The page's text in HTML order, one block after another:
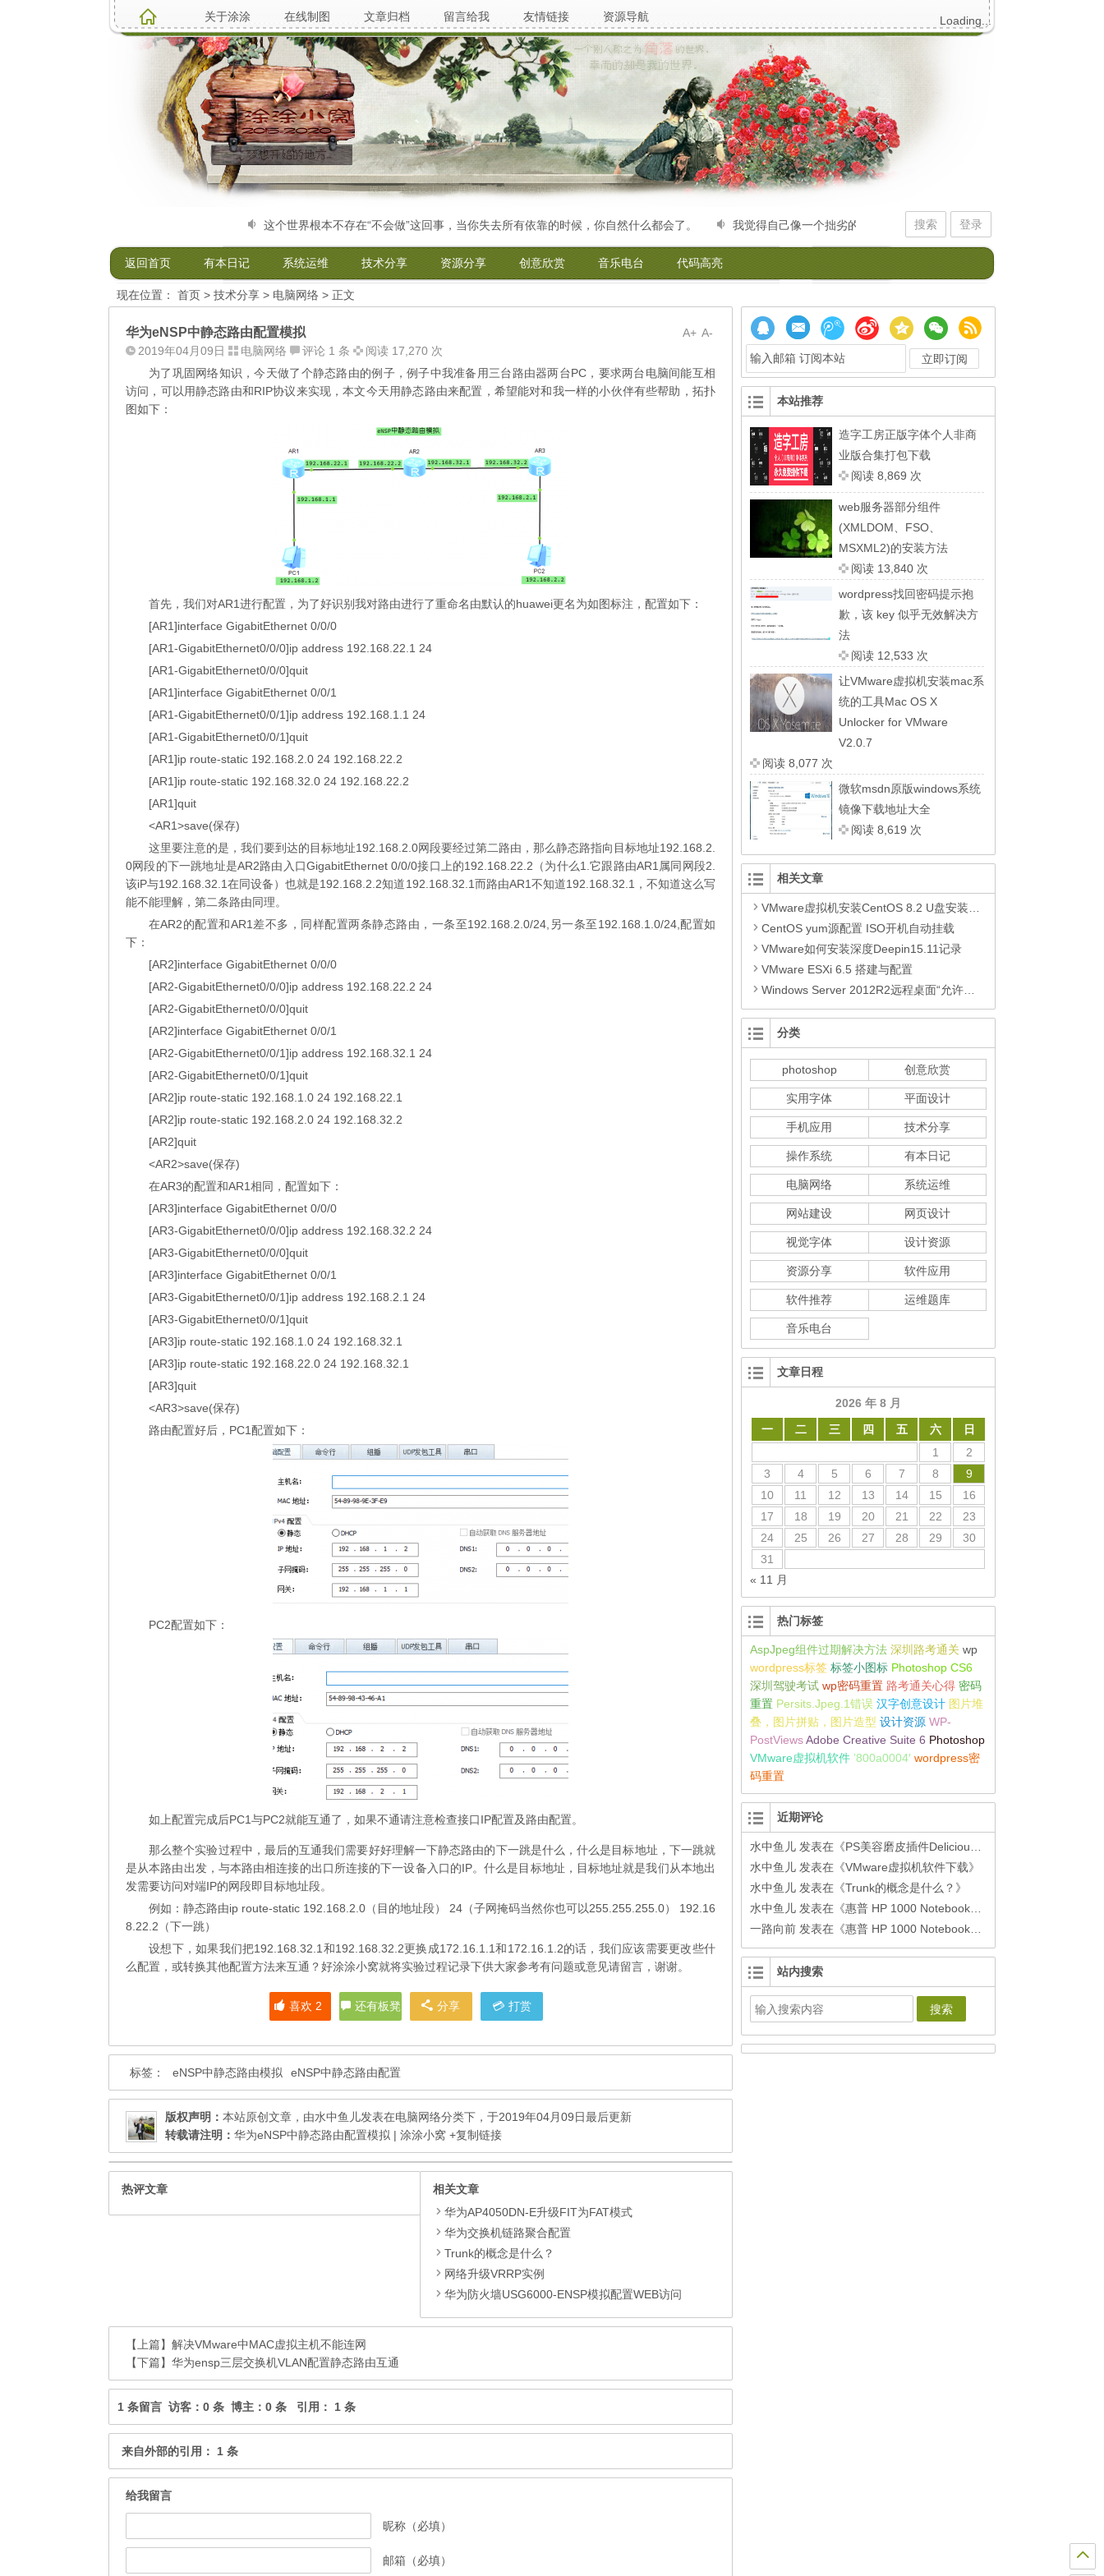
关于涂涂 在线制图 文章归档 留言给我 友情链接 资源导航 Loading...
搜索 登录
这个世界根本不存在“不会做”这回事，当你失去所有依靠的时候，你自然什么都会了。 我觉得自己像一个拙劣的初学者，不停拨弄记忆的琴弦。它给我的回应，却
返回首页 有本日记 系统运维 技术分享 资源分享 创意欣赏 音乐电台 代码高亮
现在位置： 首页 > 技术分享 > 电脑网络 > 正文
A-
A+
华为eNSP中静态路由配置模拟
2019年04月09日 电脑网络 评论 1 条
阅读 17,270 次
为了巩固网络知识，今天做了个静态路由的例子，例子中我准备用三台路由器两台PC，要求两台电脑间能互相
访问，可以用静态路由和RIP协议来实现，本文今天用静态路由来配置，希望能对和我一样的小伙伴有些帮助，拓扑
图如下：
首先，我们对AR1进行配置，为了好识别我对路由进行了重命名由默认的huawei更名为如图标注，配置如下：
[AR1]interface GigabitEthernet 0/0/0
[AR1-GigabitEthernet0/0/0]ip address 192.168.22.1 24
[AR1-GigabitEthernet0/0/0]quit
[AR1]interface GigabitEthernet 0/0/1
[AR1-GigabitEthernet0/0/1]ip address 192.168.1.1 24
[AR1-GigabitEthernet0/0/1]quit
[AR1]ip route-static 192.168.2.0 24 192.168.22.2
[AR1]ip route-static 192.168.32.0 24 192.168.22.2
[AR1]quit
<AR1>save(保存)
这里要注意的是，我们要到达的目标地址192.168.2.0网段要经过第二路由，那么静态路指向目标地址192.168.2.
0网段的下一跳地址是AR2路由入口GigabitEthernet 0/0/0接口上的192.168.22.2（为什么1.它跟路由AR1属同网段2.
该iP与192.168.32.1在同设备）也就是192.168.2.2知道192.168.32.1而路由AR1不知道192.168.32.1，不知道这么写
能不能理解，第二条路由同理。
在AR2的配置和AR1差不多，同样配置两条静态路由，一条至192.168.2.0/24,另一条至192.168.1.0/24,配置如
下：
[AR2]interface GigabitEthernet 0/0/0
[AR2-GigabitEthernet0/0/0]ip address 192.168.22.2 24
[AR2-GigabitEthernet0/0/0]quit
[AR2]interface GigabitEthernet 0/0/1
[AR2-GigabitEthernet0/0/1]ip address 192.168.32.1 24
[AR2-GigabitEthernet0/0/1]quit
[AR2]ip route-static 192.168.1.0 24 192.168.22.1
[AR2]ip route-static 192.168.2.0 24 192.168.32.2
[AR2]quit
<AR2>save(保存)
在AR3的配置和AR1相同，配置如下：
[AR3]interface GigabitEthernet 0/0/0
[AR3-GigabitEthernet0/0/0]ip address 192.168.32.2 24
[AR3-GigabitEthernet0/0/0]quit
[AR3]interface GigabitEthernet 0/0/1
[AR3-GigabitEthernet0/0/1]ip address 192.168.2.1 24
[AR3-GigabitEthernet0/0/1]quit
[AR3]ip route-static 192.168.1.0 24 192.168.32.1
[AR3]ip route-static 192.168.22.0 24 192.168.32.1
[AR3]quit
<AR3>save(保存)
路由配置好后，PC1配置如下：
PC2配置如下：
如上配置完成后PC1与PC2就能互通了，如果不通请注意检查接口IP配置及路由配置。
那么整个实验过程中，最后的互通我们需要好好理解一下静态路由的下一跳是什么，什么是目标地址，下一跳就
发需要访问对端IP的网段即目标地址段。
例如：静态路由ip route-static 192.168.2.0（目的地址段） 24（子网掩码当然你也可以255.255.255.0） 192.16
8.22.2（下一跳）
设想下，如果我们把192.168.32.1和192.168.32.2更换成172.16.1.1和172.16.1.2的话，我们应该需要更改些什
么配置，或转换其他配置方法来互通？好涂涂小窝就将实验过程记录下供大家参考有问题或意见请留言，谢谢。
喜欢2 还有板凳 分享 打赏
分类下，于2019年04月09日最后更新
华为eNSP中静态路由配置模拟 | 涂涂小窝+复制链接
热评文章
网络升级VRRP实例
华为ensp三层交换机VLAN配置静态路由互通
1 条留言 访客：0 条 博主：0 条 引用： 1 条
本站推荐
造字工房正版字体个人非商
业版合集打包下载
阅读 8,869 次
web服务器部分组件
(XMLDOM、FSO、
MSXML2)的安装方法
阅读 13,840 次
wordpress找回密码提示抱
歉，该 key 似乎无效解决方
法
阅读 12,533 次
让VMware虚拟机安装mac系
统的工具Mac OS X
Unlocker for VMware
V2.0.7
阅读 8,077 次
微软msdn原版windows系统
镜像下载地址大全
阅读 8,619 次
相关文章
VMware虚拟机安装CentOS 8.2 U盘安装CentOS 8.2参考步骤
CentOS yum源配置 ISO开机自动挂载
VMware如何安装深度Deepin15.11记录
VMware ESXi 6.5 搭建与配置
Windows Server 2012R2远程桌面“允许远程连接到此计算机”是灰色不可选
分类
photoshop 创意欣赏
实用字体 平面设计
手机应用 技术分享
操作系统 有本日记
电脑网络 系统运维
网站建设 网页设计
视觉字体 设计资源
资源分享 软件应用
软件推荐 运维题库
音乐电台
文章日程
2026 年 8 月
一
二 三 四 五 六
日
1
2
3
4 5 6 7 8
9
10
11 12 13 14 15
16
17
18 19 20 21 22
23
24
25 26 27 28 29
30
31
« 11 月
热门标签
AspJpeg组件过期解决方法 深圳路考通关 wp
wordpress标签 标签小图标 Photoshop CS6
深圳驾驶考试 wp密码重置 路考通关心得 密码
重置 Persits.Jpeg.1错误 汉字创意设计 图片堆
叠，图片拼贴，图片造型 设计资源 WP-
PostViewsAdobe Creative Suite 6 Photoshop
VMware虚拟机软件 ’800a0004′ wordpress密
码重置
近期评论
水中鱼儿 发表在《PS美容磨皮插件Delicious Retouch3下载
水中鱼儿 发表在《VMware虚拟机软件下载》
水中鱼儿 发表在《Trunk的概念是什么？ 》
水中鱼儿 发表在《惠普 HP 1000 Notebook PC安装黑苹果之windows环境下制作单个Clover安装U盘
一路向前 发表在《惠普 HP 1000 Notebook PC安装黑苹果之windows环境下制作单个Clover安装U盘
站内搜索